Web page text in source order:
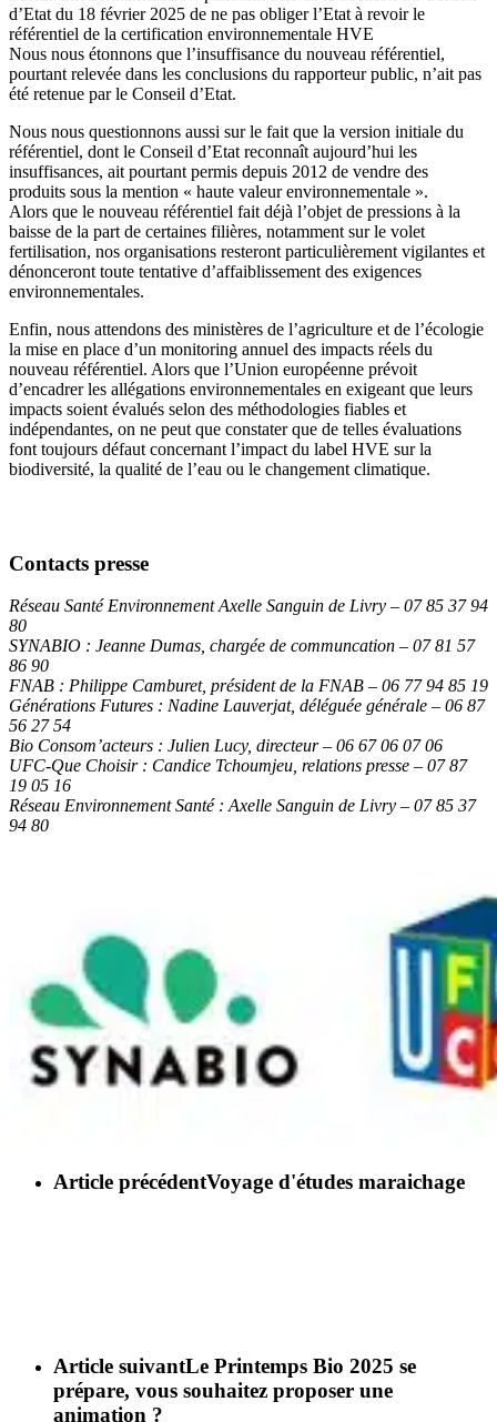
d’Etat du 18 février 2025 de ne pas obliger l’Etat à revoir le
référentiel de la certification environnementale HVE
Nous nous étonnons que l’insuffisance du nouveau référentiel,
pourtant relevée dans les conclusions du rapporteur public, n’ait pas
été retenue par le Conseil d’Etat.
Nous nous questionnons aussi sur le fait que la version initiale du
référentiel, dont le Conseil d’Etat reconnaît aujourd’hui les
insuffisances, ait pourtant permis depuis 2012 de vendre des
produits sous la mention « haute valeur environnementale ».
Alors que le nouveau référentiel fait déjà l’objet de pressions à la
baisse de la part de certaines filières, notamment sur le volet
fertilisation, nos organisations resteront particulièrement vigilantes et
dénonceront toute tentative d’affaiblissement des exigences
environnementales.
Enfin, nous attendons des ministères de l’agriculture et de l’écologie
la mise en place d’un monitoring annuel des impacts réels du
nouveau référentiel. Alors que l’Union européenne prévoit
d’encadrer les allégations environnementales en exigeant que leurs
impacts soient évalués selon des méthodologies fiables et
indépendantes, on ne peut que constater que de telles évaluations
font toujours défaut concernant l’impact du label HVE sur la
biodiversité, la qualité de l’eau ou le changement climatique.
Contacts presse
Réseau Santé Environnement Axelle Sanguin de Livry – 07 85 37 94
80
SYNABIO : Jeanne Dumas, chargée de communcation – 07 81 57
86 90
FNAB : Philippe Camburet, président de la FNAB – 06 77 94 85 19
Générations Futures : Nadine Lauverjat, déléguée générale – 06 87
56 27 54
Bio Consom’acteurs : Julien Lucy, directeur – 06 67 06 07 06
UFC-Que Choisir : Candice Tchoumjeu, relations presse – 07 87
19 05 16
Réseau Environnement Santé : Axelle Sanguin de Livry – 07 85 37
94 80
Article précédentVoyage d'études maraichage
Article suivantLe Printemps Bio 2025 se
prépare, vous souhaitez proposer une
animation ?